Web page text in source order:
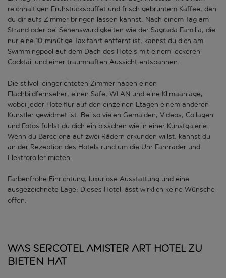
reichhaltigen Frühstücksbuffet und frisch gebrühtem Kaffee, den
du dir aufs Zimmer bringen lassen kannst. Nach einem Tag am
Strand oder bei Sehenswürdigkeiten wie der Sagrada Familia, die
nur eine 10-minütige Taxifahrt entfernt ist, kannst du dich am
Swimmingpool auf dem Dach des Hotels mit einem leckeren
Cocktail und einer traumhaften Aussicht entspannen.
Die stilvoll eingerichteten Zimmer haben einen
Flachbildfernseher, einen Safe, WLAN und eine Klimaanlage,
wobei jeder Hotelflur auf den einzelnen Etagen einem anderen
Künstler gewidmet ist. Bei so vielen Gemälden, Videos, Collagen
und Fotos fühlst du dich ein bisschen wie in einer Kunstgalerie.
Wenn du Barcelona auf zwei Rädern erkunden willst, kannst du
an der Rezeption des Hotels rund um die Uhr Fahrräder und
Elektroroller mieten.
Farbenfrohe Einrichtung, luxuriöse Ausstattung und eine
ausgezeichnete Lage: Dieses Hotel lässt wirklich keine Wünsche
offen.
Was Sercotel Amister Art Hotel zu
bieten hat